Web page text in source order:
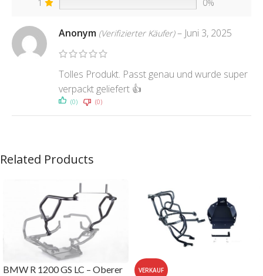
1
0%
Anonym (Verifizierter Käufer) – Juni 3, 2025
Tolles Produkt. Passt genau und wurde super
verpackt geliefert 👍
(0) (0)
Related Products
BMW R 1200 GS LC – Oberer
VERKAUF